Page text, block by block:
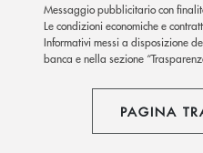
Messaggio pubblicitario con
Le condizioni economiche e
Informativi messi a disposizione
banca e nella sezione
PAGINA